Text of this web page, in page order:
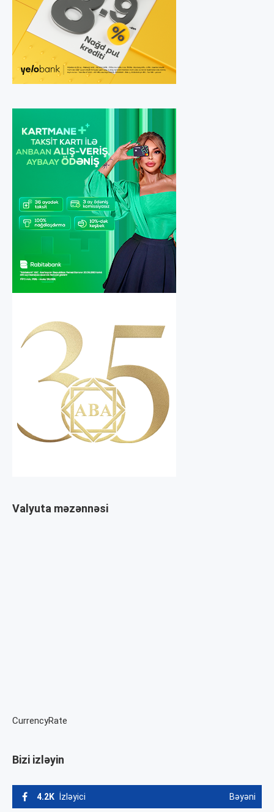
Valyuta məzənnəsi
CurrencyRate
Bizi izləyin
4.2K İzləyici Bəyəni